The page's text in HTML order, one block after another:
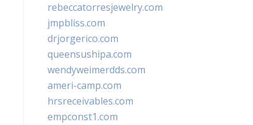
rebeccatorresjewelry.com
jmpbliss.com
drjorgerico.com
queensushipa.com
wendyweimerdds.com
ameri-camp.com
hrsreceivables.com
empconst1.com